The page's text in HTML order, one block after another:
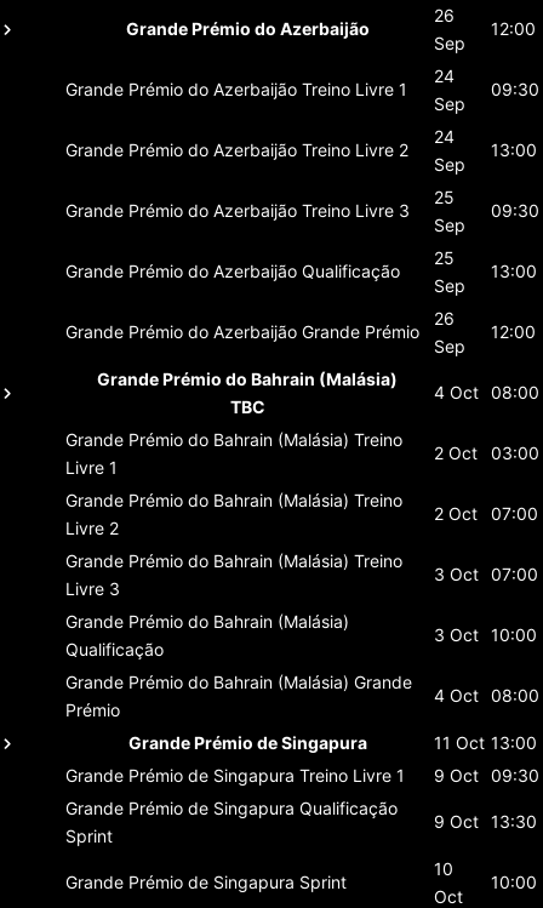
Grande Prémio do Azerbaijão
26
Sep
12:00
Grande Prémio do Azerbaijão Treino Livre 1
24
Sep
09:30
Grande Prémio do Azerbaijão Treino Livre 2
24
Sep
13:00
Grande Prémio do Azerbaijão Treino Livre 3
25
Sep
09:30
Grande Prémio do Azerbaijão Qualificação
25
Sep
13:00
Grande Prémio do Azerbaijão Grande Prémio
26
Sep
12:00
Grande Prémio do Bahrain (Malásia)
TBC
4 Oct 08:00
Grande Prémio do Bahrain (Malásia) Treino
Livre 1
2 Oct 03:00
Grande Prémio do Bahrain (Malásia) Treino
Livre 2
2 Oct 07:00
Grande Prémio do Bahrain (Malásia) Treino
Livre 3
3 Oct 07:00
Grande Prémio do Bahrain (Malásia)
Qualificação
3 Oct 10:00
Grande Prémio do Bahrain (Malásia) Grande
Prémio
4 Oct 08:00
Grande Prémio de Singapura 11 Oct 13:00
Grande Prémio de Singapura Treino Livre 1 9 Oct 09:30
Grande Prémio de Singapura Qualificação
Sprint
9 Oct 13:30
Grande Prémio de Singapura Sprint
10
Oct
10:00